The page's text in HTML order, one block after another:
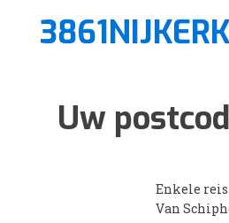
Uw
Enkele reis
Van